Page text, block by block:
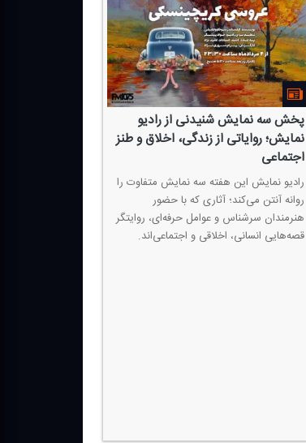
پخش سه نمایش شنیدنی از رادیو
نمایش؛ روایاتی از زندگی، اخلاق و طنز
اجتماعی
رادیو نمایش این هفته سه نمایش متفاوت را
روانه آنتن می‌كند؛ آثاری كه با حضور
هنرمندان سرشناس و عوامل حرفه‌ای، روایتگر
قصه‌هایی انسانی، اخلاقی و اجتماعی‌اند.